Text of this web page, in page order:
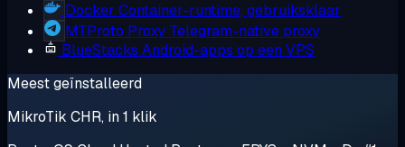
Docker Container-runtime, gebruiksklaar
MTProto Proxy Telegram-native proxy
BlueStacks Android-apps op een VPS
Meest geïnstalleerd
MikroTik CHR, in 1 klik